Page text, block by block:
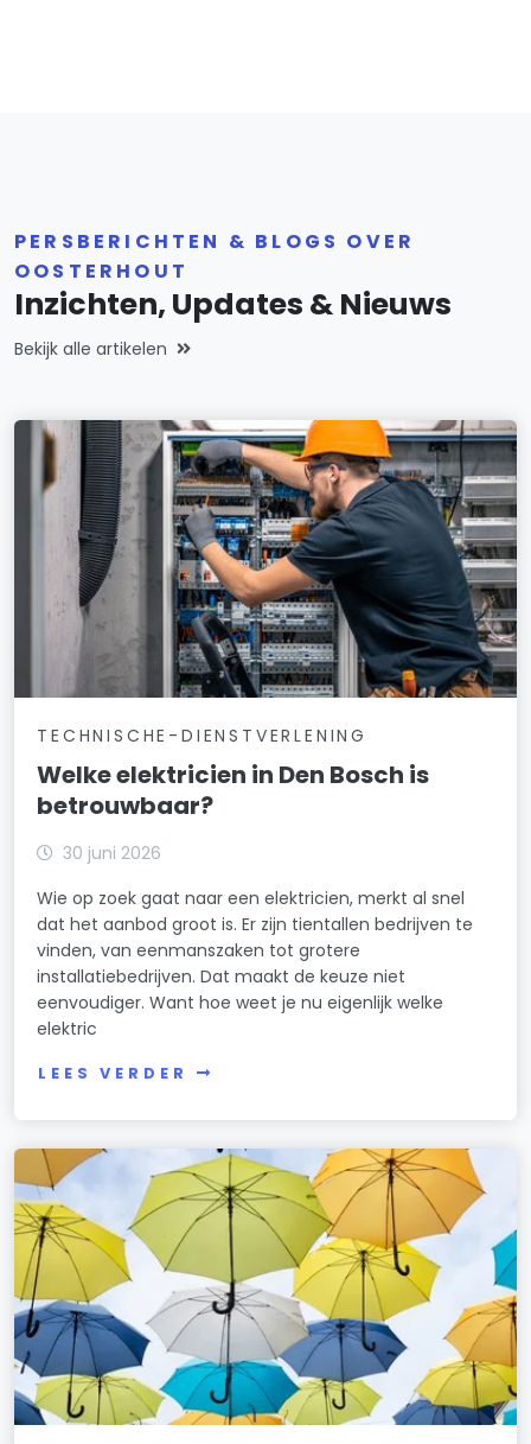
PERSBERICHTEN & BLOGS OVER
OOSTERHOUT
Inzichten, Updates & Nieuws
Bekijk alle artikelen
TECHNISCHE-DIENSTVERLENING
Welke elektricien in Den Bosch is
betrouwbaar?
30 juni 2026
Wie op zoek gaat naar een elektricien, merkt al snel
dat het aanbod groot is. Er zijn tientallen bedrijven te
vinden, van eenmanszaken tot grotere
installatiebedrijven. Dat maakt de keuze niet
eenvoudiger. Want hoe weet je nu eigenlijk welke
elektric
LEES VERDER